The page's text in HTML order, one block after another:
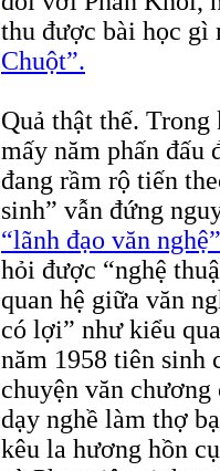
thu được bài học gì
Chuột”.
Quả thật thế.
mấy năm phấn đấu
đang rầm rộ tiến
sinh” vẫn đứng
“lãnh đạo văn
hỏi được “nghệ
quan hệ giữa văn
có lợi” như kiểu
năm 1958 tiên sinh
chuyện văn
dạy nghề làm thợ
kêu la hương hồn